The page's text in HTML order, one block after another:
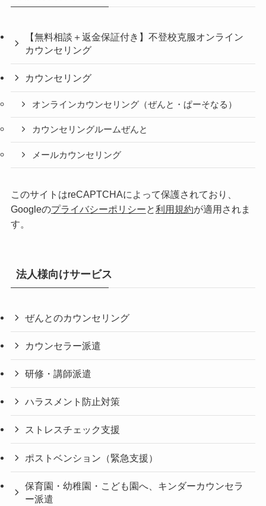
【無料相談＋返金保証付き】不登校克服オンライン
カウンセリング
カウンセリング
オンラインカウンセリング（ぜんと・ぱーそなる）
カウンセリングルームぜんと
メールカウンセリング
このサイトはreCAPTCHAによって保護されており、
Googleのプライバシーポリシーと利用規約が適用されま
す。
法人様向けサービス
ぜんとのカウンセリング
カウンセラー派遣
研修・講師派遣
ハラスメント防止対策
ストレスチェック支援
ポストベンション（緊急支援）
保育園・幼稚園・こども園へ、キンダーカウンセラ
ー派遣